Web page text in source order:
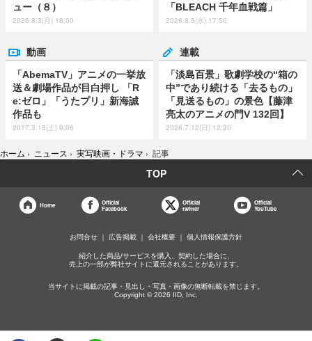
ュー（８）
2026.8.3(月) 18:00
「BLEACH 千年血戦篇」
2026.8.5(水) 17:50
動画
「AbemaTV」アニメの一挙放
送＆劇場作品が目白押し 「R
e:ゼロ」「うたプリ」新海誠
作品も
2017.3.18(土) 9:06
連載
「淡島百景」歌劇学校の“箱の
中”であり続ける「去るもの」
「見送るもの」の景色【藤津
亮太のアニメの門V 132回】
2026.7.12(日) 12:20
ホーム › ニュース › 実写映画・ドラマ › 記事
TOP
Home
Official
Facebook
Official
twitter
Official
YouTube
お問合せ 広告掲載 会社概要 個人情報保護方針
紹介した商品/サービスを購入、契約した場合に、
売上の一部が弊社サイトに還元されることがあります。
当サイトに掲載の記事・見出し・写真・画像の無断転載を禁じます。
Copyright © 2026 IID, Inc.